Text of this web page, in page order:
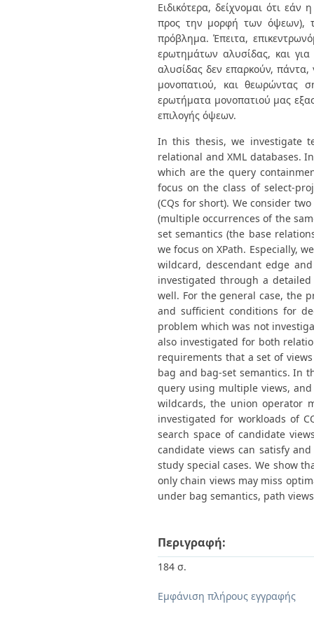
Ειδικότερα, δείχνομαι ότι
προς την μορφή των όψεων),
πρόβλημα. Έπειτα,
ερωτημάτων αλυσίδας, και
αλυσίδας δεν επαρκούν,
μονοπατιού, και θεωρώντας
ερωτήματα μονοπατιού μας
επιλογής όψεων.
In this thesis, we investigate
relational and XML databases.
which are the query
focus on the class of select-
(CQs for short). We consider
(multiple occurrences of the
set semantics (the base
we focus on XPath. Especially,
wildcard, descendant edge
investigated through a
well. For the general case, the
and sufficient conditions for
problem which was not
also investigated for both
requirements that a set of
bag and bag-set semantics. In
query using multiple views,
wildcards, the union operator
investigated for workloads of
search space of candidate
candidate views can satisfy
study special cases. We show
only chain views may miss
under bag semantics, path
Περιγραφή:
184 σ.
Εμφάνιση πλήρους εγγραφής